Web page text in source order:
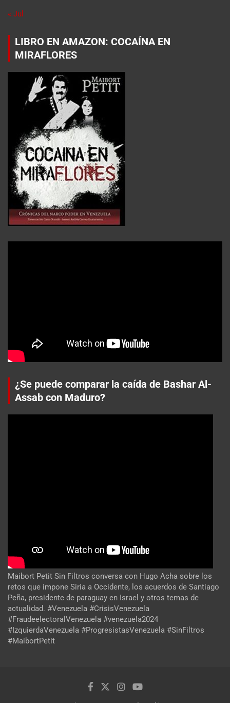
« Jul
LIBRO EN AMAZON: COCAÍNA EN
MIRAFLORES
¿Se puede comparar la caída de Bashar Al-
Assab con Maduro?
Maibort Petit Sin Filtros conversa con Hugo Acha sobre los
retos que impone Siria a Occidente, los acuerdos de Santiago
Peña, presidente de paraguay en Israel y otros temas de
actualidad. #Venezuela #CrisisVenezuela
#FraudeelectoralVenezuela #venezuela2024
#IzquierdaVenezuela #ProgresistasVenezuela #SinFiltros
#MaibortPetit